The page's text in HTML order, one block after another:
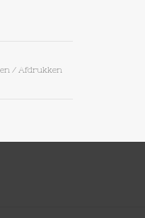
/ Afdrukken